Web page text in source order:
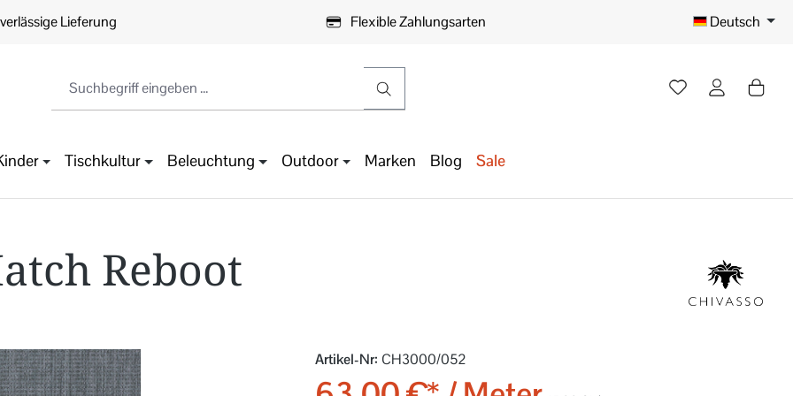
Lieferung Flexible Zahlungsarten Deutsch
Tischkultur Beleuchtung Outdoor Marken Blog Sale
Reboot
Artikel-Nr: CH3000/052